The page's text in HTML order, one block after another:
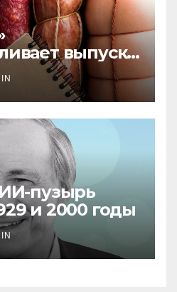
выпуск
пузырь
и 2000 годы